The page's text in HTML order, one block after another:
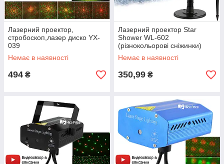
Лазерний проектор,
стробоскоп,лазер диско YX-
039
Немає в наявності
494 ₴
Лазерний проектор Star
Shower WL-602
(різнокольорові сніжинки)
(6739)
Немає в наявності
350,99 ₴